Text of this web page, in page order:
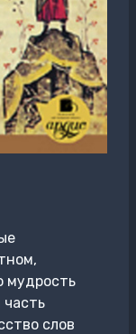
мудрость
слов